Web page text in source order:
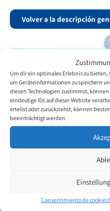
Um dir ein optimales Erlebnis zu
um Geräteinformationen zu speichern
diesen Technologien zustimmst,
eindeutige IDs auf dieser Website
erteilst oder zurückziehst, können
beeinträchtigt werden.
Consentimiento de cookies
Volver a la descripción